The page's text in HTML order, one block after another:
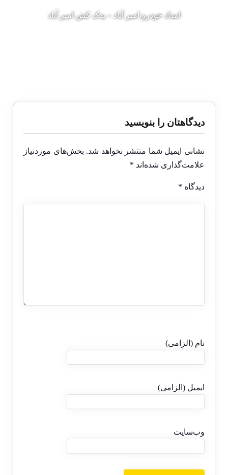
امداد خودرو امیر آباد – یدک کش امیر آباد
دیدگاهتان را بنویسید
نشانی ایمیل شما منتشر نخواهد شد. بخش‌های موردنیاز
علامت‌گذاری شده‌اند *
دیدگاه *
نام (الزامی)
ایمیل (الزامی)
وب‌سایت